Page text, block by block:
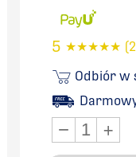
5 ★★★★★
Odbiór w
− +